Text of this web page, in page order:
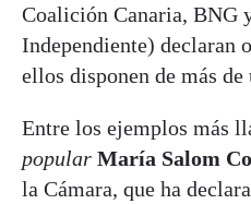
Coalición Canaria, BNG
Independiente) declaran
ellos disponen de más de
Entre los ejemplos más
popular María Salom
la Cámara, que ha